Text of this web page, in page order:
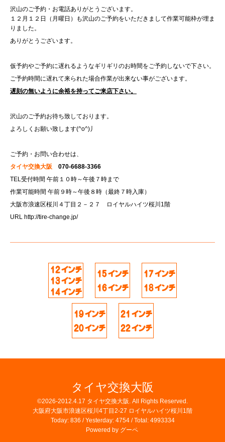
沢山のご予約・お電話ありがとうございます。
１２月１２日（月曜日）も沢山のご予約をいただきまして作業可能枠が埋ま
りました。
ありがとうございます。
仮予約やご予約に遅れるようなギリギリのお時間をご予約しないで下さい。
ご予約時間に遅れて来られた場合作業が出来ない事がございます。
遅刻の無いように余裕を持ってご来店下さい。
沢山のご予約お待ち致しております。
よろしくお願い致します(^o^)丿
ご予約・お問い合わせは、
タイヤ交換大阪 070-6688-3366
TEL受付時間 午前１０時～午後７時まで
作業可能時間 午前９時～午後８時（最終７時入庫）
大阪市浪速区桜川４丁目２－２７ ロイヤルハイツ桜川1階
URL http://tire-change.jp/
タイヤ交換大阪
©2026-2012.4.17 タイヤ交換大阪 . All Rights Reserved.
大阪府大阪市浪速区桜川4丁目2-27 ロイヤルハイツ桜川1階
Today: 836 / Yesterday: 4754/ Total: 4993334
Powered by グーペ